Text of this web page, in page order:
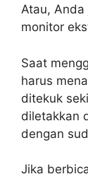
Atau,
monitor
Saat
harus
ditekuk
diletakkan
dengan
Jika